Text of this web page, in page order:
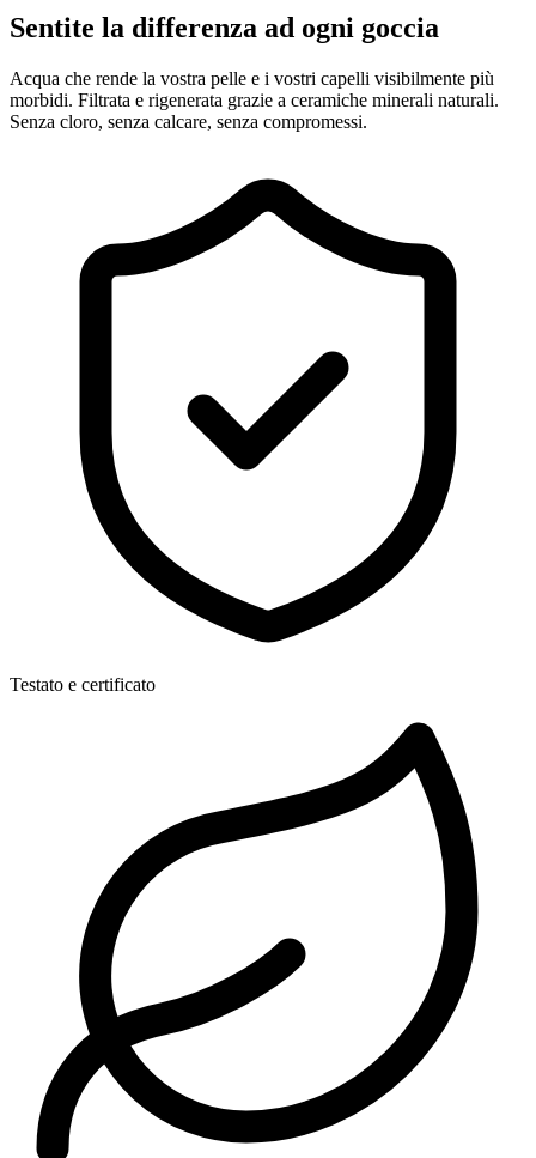
Sentite la differenza ad ogni goccia
Acqua che rende la vostra pelle e i vostri capelli visibilmente più
morbidi. Filtrata e rigenerata grazie a ceramiche minerali naturali.
Senza cloro, senza calcare, senza compromessi.
Testato e certificato